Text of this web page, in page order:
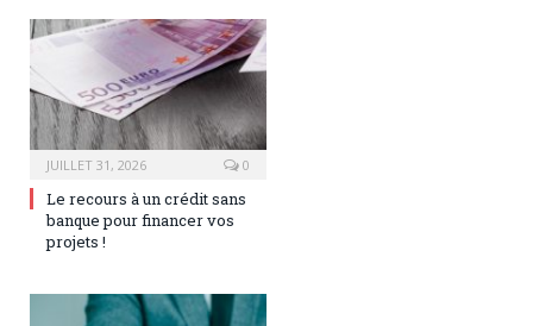
JUILLET 31, 2026 0
Le recours à un crédit sans
banque pour financer vos
projets !